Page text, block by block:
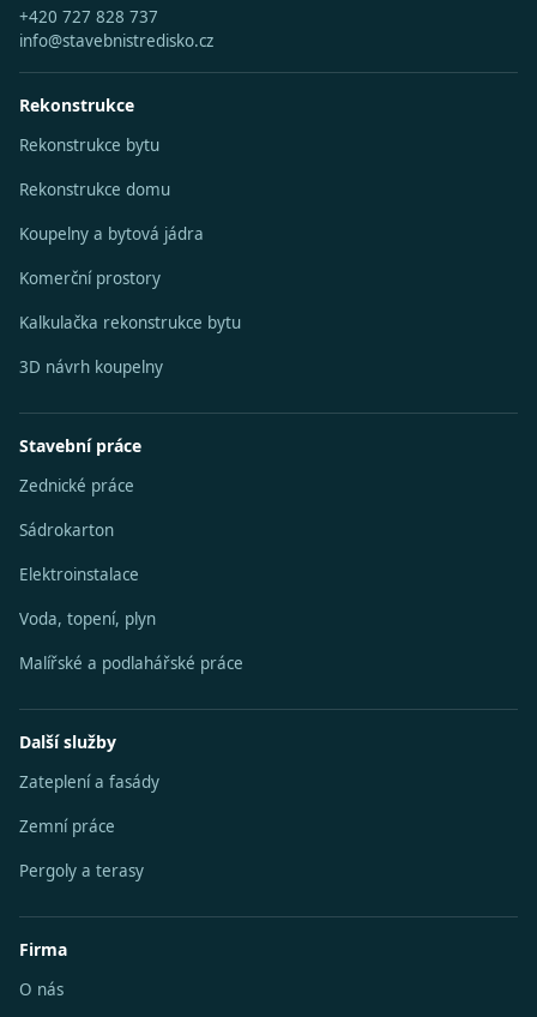
+420 727 828 737
info@stavebnistredisko.cz
Rekonstrukce
Rekonstrukce bytu
Rekonstrukce domu
Koupelny a bytová jádra
Komerční prostory
Kalkulačka rekonstrukce bytu
3D návrh koupelny
Stavební práce
Zednické práce
Sádrokarton
Elektroinstalace
Voda, topení, plyn
Malířské a podlahářské práce
Další služby
Zateplení a fasády
Zemní práce
Pergoly a terasy
Firma
O nás